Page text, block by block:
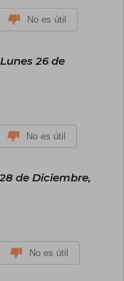
No es útil
Lunes 26 de
No es útil
de Diciembre,
No es útil